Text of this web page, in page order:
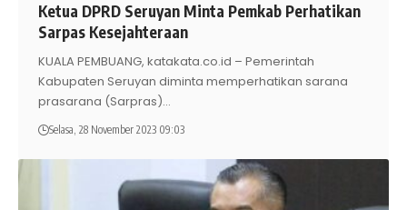
Ketua DPRD Seruyan Minta Pemkab Perhatikan
Sarpas Kesejahteraan
KUALA PEMBUANG, katakata.co.id – Pemerintah
Kabupaten Seruyan diminta memperhatikan sarana
prasarana (Sarpras)…
Selasa, 28 November 2023 09:03